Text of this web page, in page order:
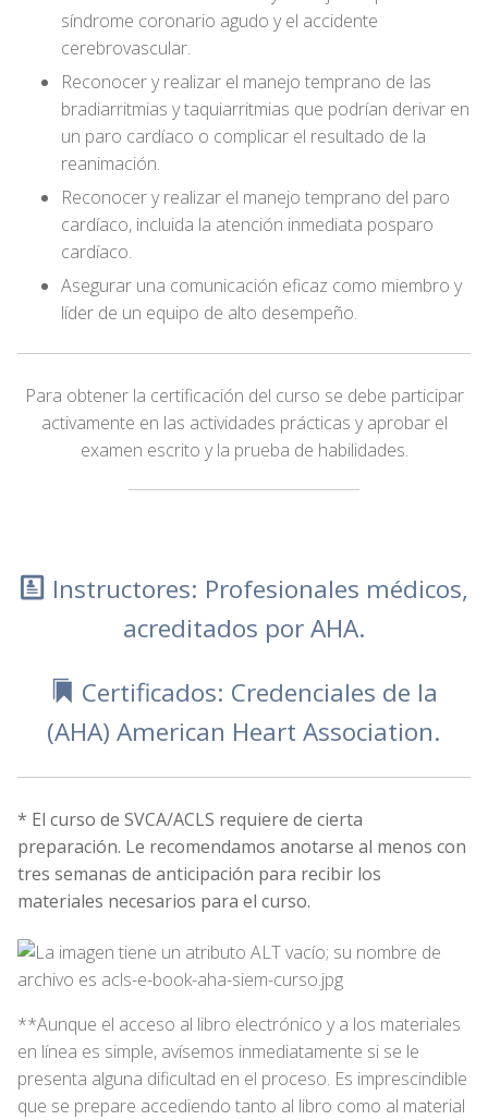
síndrome coronario agudo y el accidente
cerebrovascular.
Reconocer y realizar el manejo temprano de las
bradiarritmias y taquiarritmias que podrían derivar en
un paro cardíaco o complicar el resultado de la
reanimación.
Reconocer y realizar el manejo temprano del paro
cardíaco, incluida la atención inmediata posparo
cardíaco.
Asegurar una comunicación eficaz como miembro y
líder de un equipo de alto desempeño.
Para obtener la certificación del curso se debe participar
activamente en las actividades prácticas y aprobar el
examen escrito y la prueba de habilidades.
Instructores: Profesionales médicos,
acreditados por AHA.
Certificados: Credenciales de la
(AHA) American Heart Association.
* El curso de SVCA/ACLS requiere de cierta
preparación. Le recomendamos anotarse al menos con
tres semanas de anticipación para recibir los
materiales necesarios para el curso.
**Aunque el acceso al libro electrónico y a los materiales
en línea es simple, avísemos inmediatamente si se le
presenta alguna dificultad en el proceso. Es imprescindible
que se prepare accediendo tanto al libro como al material